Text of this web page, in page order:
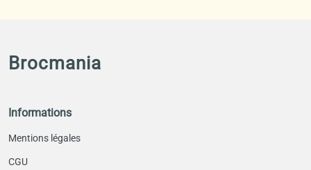
Brocmania
Informations
Mentions légales
CGU